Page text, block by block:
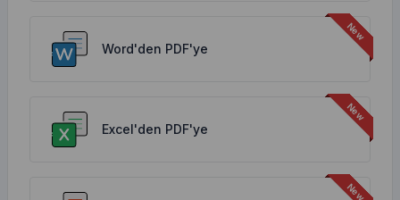
Word'den PDF'ye
Excel'den PDF'ye